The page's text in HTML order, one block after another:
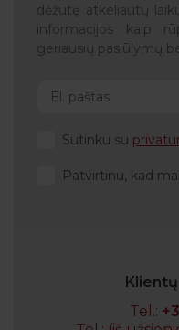
dėžutę atkeliautų
informacijos kaip
geriausių pasiūlymų
Sutinku su
Patvirtinu, kad
Tel.: